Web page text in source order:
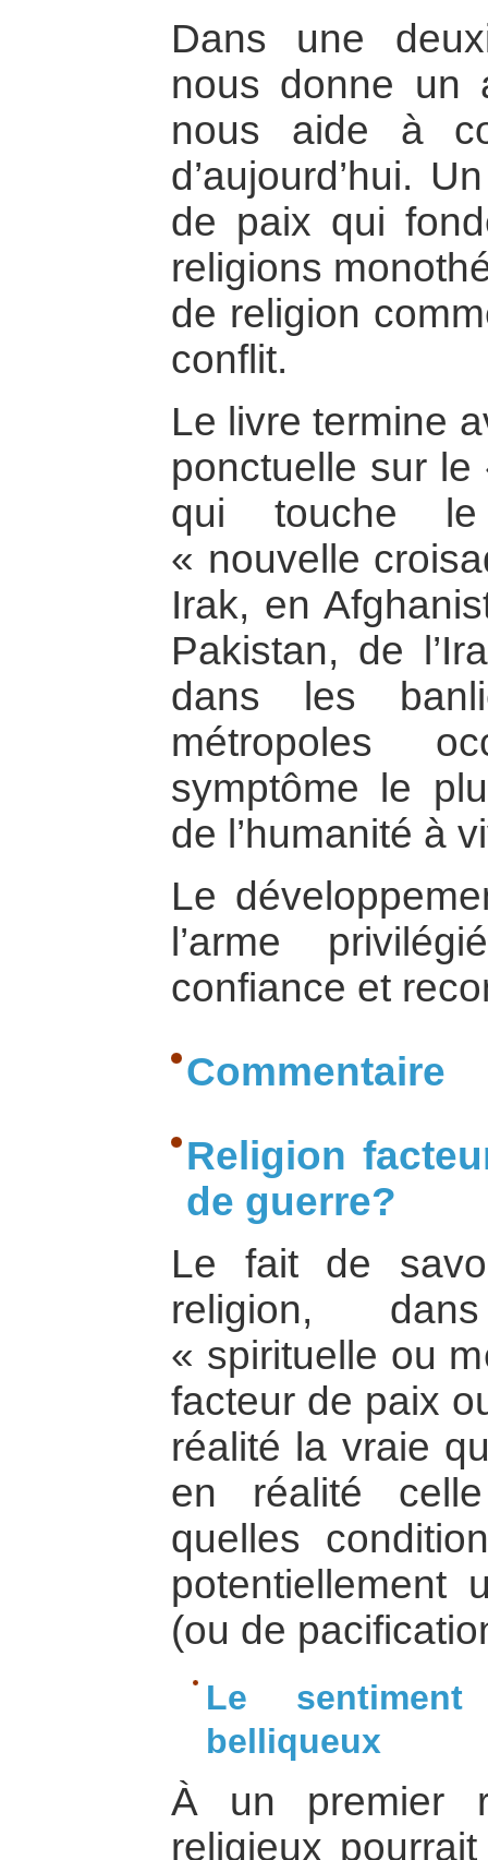
Dans une
nous donne un
nous aide à
d’aujourd’hui.
de paix qui
religions
de religion
conflit.
Le livre termine
ponctuelle sur
qui touche le
« nouvelle
Irak, en
Pakistan, de
dans les
métropoles
symptôme le
de l’humanité à
Le
l’arme
confiance et
Commentaire
Religion
de guerre?
Le fait de
religion,
« spirituelle ou
facteur de paix
réalité la vraie
en réalité
quelles
potentiellement
(ou de
Le
belliqueux
À un premier
religieux